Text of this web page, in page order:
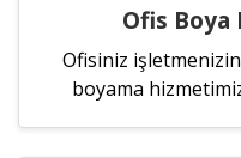
Ofis Boya
Ofisiniz
boyama